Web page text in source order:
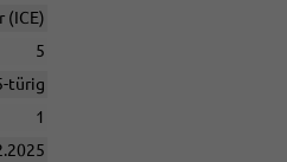
(ICE)
5
türig
1